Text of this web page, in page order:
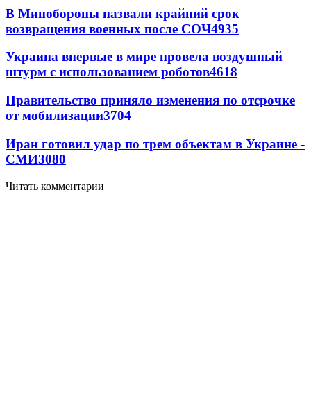
В Минобороны назвали крайний срок
возвращения военных после СОЧ4935
Украина впервые в мире провела воздушный
штурм с использованием роботов4618
Правительство приняло изменения по отсрочке
от мобилизации3704
Иран готовил удар по трем объектам в Украине -
СМИ3080
Читать комментарии